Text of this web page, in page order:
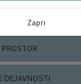
IN OBRAZCI
DEJAVNOSTI
Zapri